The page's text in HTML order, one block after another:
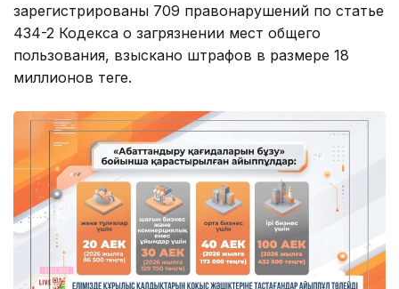
зарегистрированы 709 правонарушений по статье
434-2 Кодекса о загрязнении мест общего
пользования, взыскано штрафов в размере 18
миллионов теңге.